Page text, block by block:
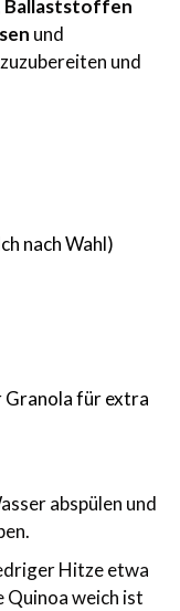
Ballaststoffen
und
und
nach Wahl)
Granola für extra
abspülen und
Hitze etwa
Quinoa weich ist